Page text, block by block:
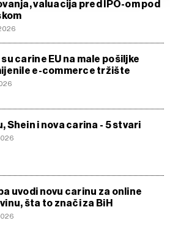
u našoj
tehnologijama u
kojem trenutku možete ponovno
detalje“. Privolu možete u bilo
bez negativnih posljedica.
valuacija pred IPO-om pod
su carine EU na male pošiljke
e-commerce tržište
Shein i nova carina - 5 stvari
uvodi novu carinu za online
šta to znači za BiH